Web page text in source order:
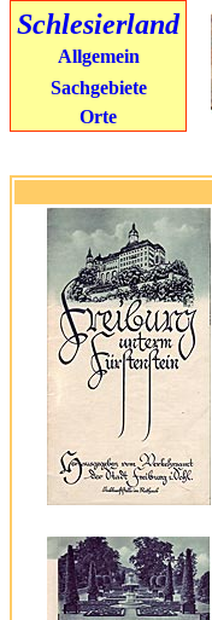
Schlesierland
Allgemein
Sachgebiete
Orte